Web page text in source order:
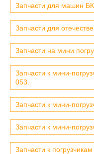
Запчасти для машин
Запчасти для
Запчасти на мини
Запчасти к мини-
053.
Запчасти к мини-
Запчасти к мини-
Запчасти к